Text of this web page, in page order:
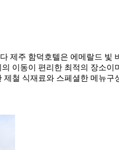
제주 함덕호텔은 에메랄드
이동이 편리한 최적의 장소
철 식재료와 스페셜한 메뉴